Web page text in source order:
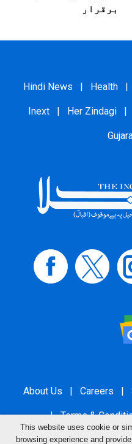
برقرار
Hindi News | Health |
Inext | Her Zindagi |
About Us | Careers |
| Terms &
This website uses cookie or
browsing experience and